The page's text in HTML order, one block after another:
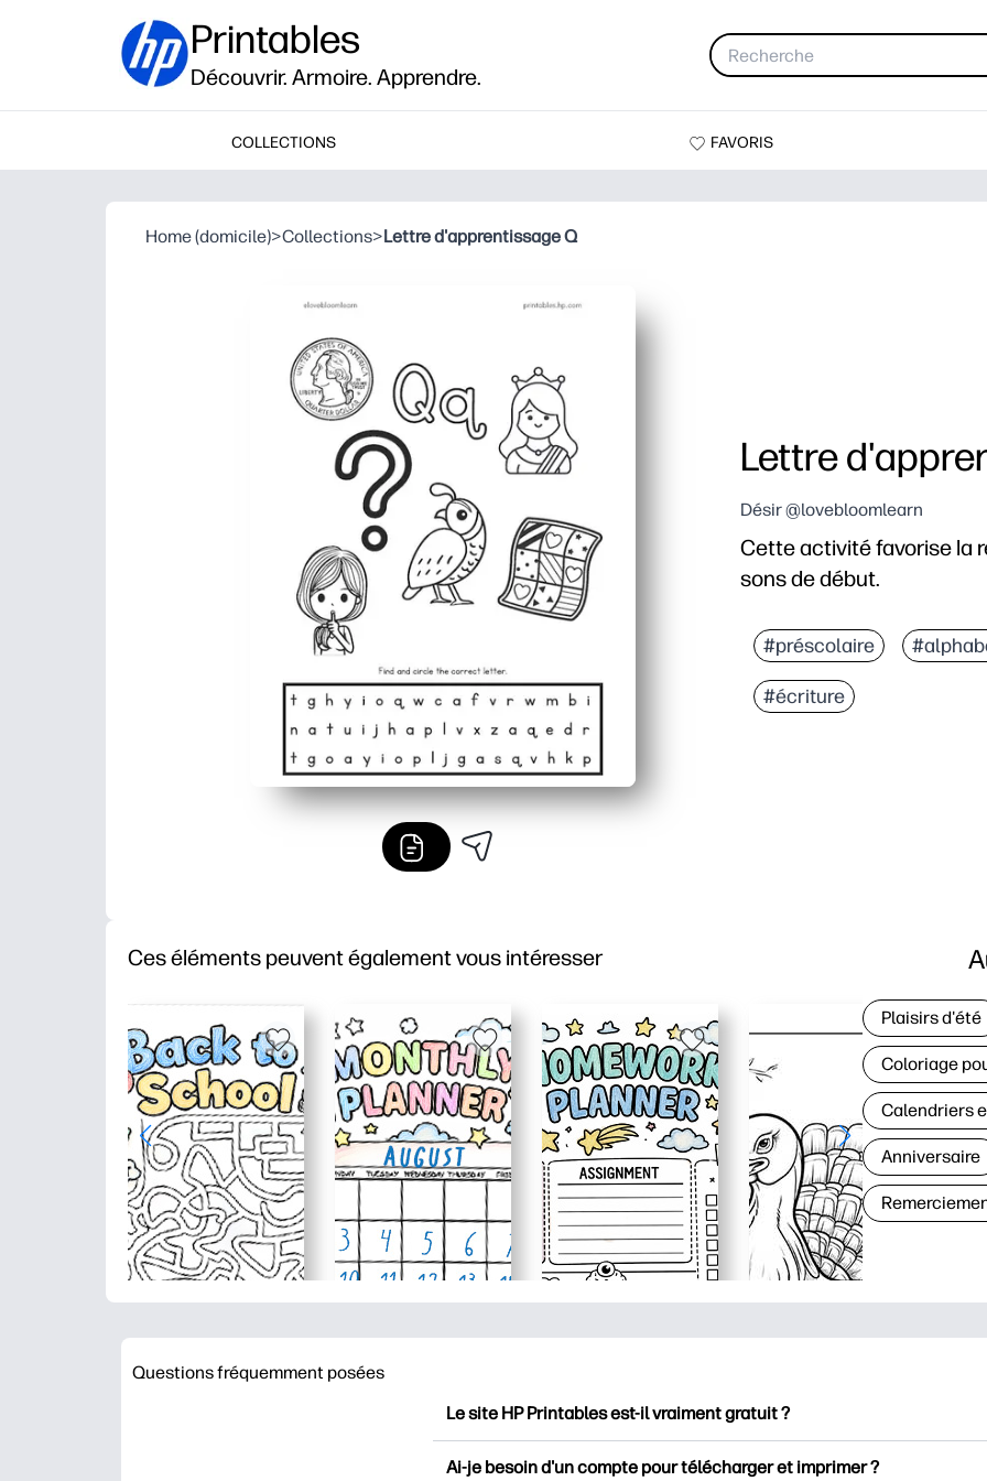
Printables
Découvrir. Armoire. Apprendre.
COLLECTIONS FAVORIS
Home (domicile)>Collections>Lettre d'apprentissage Q
Lettre
Désir @lovebloomlearn
Cette activité favorise la
sons de début.
Vous imprimez et
Les enfants restent
Vous renforcez la
#préscolaire
#écriture
Ces éléments peuvent également vous intéresser
Plaisirs d'été
Coloriage
Calendriers
Anniversaire
Questions fréquemment posées
Le site HP Printables est-il vraiment gratuit ?
Ai-je besoin d'un compte pour télécharger et imprimer ?